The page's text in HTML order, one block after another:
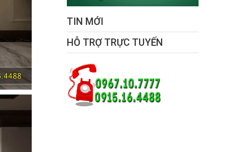
TIN MỚI
HỖ TRỢ TRỰC TUYẾN